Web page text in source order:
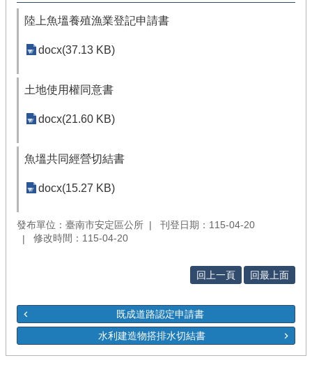
陸上魚塭養殖漁業登記申請書
docx(37.13 KB)
土地使用權同意書
docx(21.60 KB)
魚塭共同經營切結書
docx(15.27 KB)
發布單位：臺南市安定區公所
刊登日期：115-04-20
修改時間：115-04-20
回上一頁 回最上面
既成道路認定申請書
水利建造物搭排水切結書